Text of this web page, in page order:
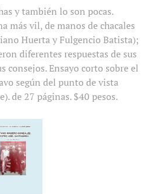
y también lo son pocas.
más vil, de manos de chacales
Huerta y Fulgencio Batista);
diferentes respuestas de sus
consejos. Ensayo corto sobre el
según del punto de vista
de 27 páginas. $40 pesos.